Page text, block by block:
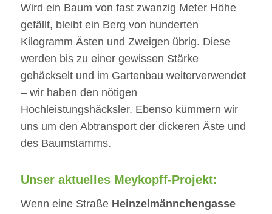
Wird ein Baum von fast zwanzig Meter Höhe
gefällt, bleibt ein Berg von hunderten
Kilogramm Ästen und Zweigen übrig. Diese
werden bis zu einer gewissen Stärke
gehäckselt und im Gartenbau weiterverwendet
– wir haben den nötigen
Hochleistungshäcksler. Ebenso kümmern wir
uns um den Abtransport der dickeren Äste und
des Baumstamms.
Unser aktuelles Meykopff-Projekt:
Wenn eine Straße Heinzelmännchengasse